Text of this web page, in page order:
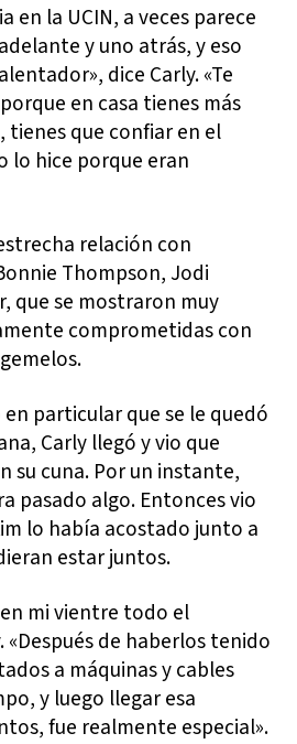
en la UCIN, a veces parece
y uno atrás, y eso
dice Carly. «Te
en casa tienes más
tienes que confiar en el
lo hice porque eran
relación con
Thompson, Jodi
que se mostraron muy
comprometidas con
particular que se le quedó
Carly llegó y vio que
su cuna. Por un instante,
pasado algo. Entonces vio
lo había acostado junto a
estar juntos.
mi vientre todo el
«Después de haberlos tenido
a máquinas y cables
y luego llegar esa
fue realmente especial».